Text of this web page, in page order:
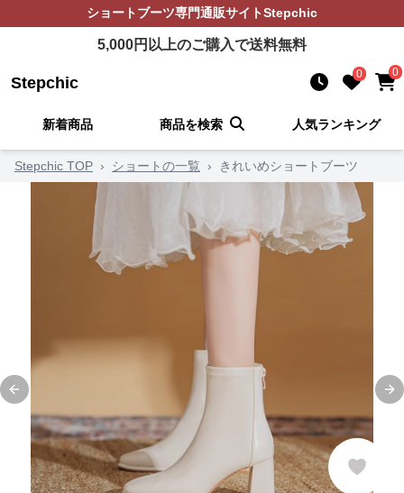
ショートブーツ専門通販サイトStepchic
5,000円以上のご購入で送料無料
Stepchic 0 0
新着商品 商品を検索 人気ランキング
Stepchic TOP › ショートの一覧 › きれいめショートブーツ
Previous slide